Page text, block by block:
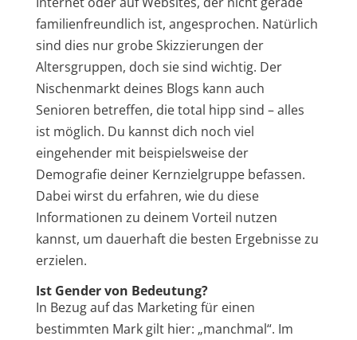
familienfreundlich ist, angesprochen. Natürlich
sind dies nur grobe Skizzierungen der
Altersgruppen, doch sie sind wichtig. Der
Nischenmarkt deines Blogs kann auch
Senioren betreffen, die total hipp sind – alles
ist möglich. Du kannst dich noch viel
eingehender mit beispielsweise der
Demografie deiner Kernzielgruppe befassen.
Dabei wirst du erfahren, wie du diese
Informationen zu deinem Vorteil nutzen
kannst, um dauerhaft die besten Ergebnisse zu
erzielen.
Ist Gender von Bedeutung?
In Bezug auf das Marketing für einen
bestimmten Mark gilt hier: „manchmal“. Im